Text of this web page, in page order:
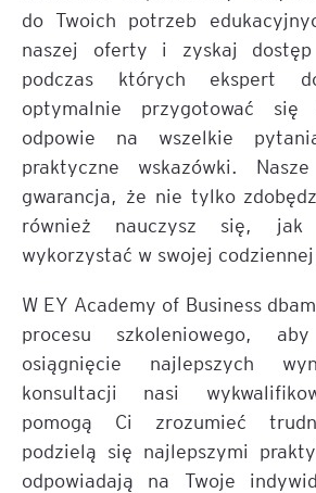
do Twoich potrzeb
naszej oferty i zyskaj
podczas których ekspert
optymalnie przygotować się
odpowie na wszelkie
praktyczne wskazówki.
gwarancja, że nie tylko
również nauczysz się,
wykorzystać w swojej
W EY Academy of Business
procesu szkoleniowego,
osiągnięcie najlepszych
konsultacji nasi
pomogą Ci zrozumieć
podzielą się najlepszymi
odpowiadają na Twoje